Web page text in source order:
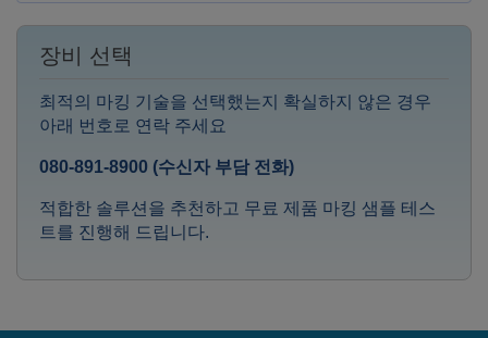
장비 선택
최적의 마킹 기술을 선택했는지 확실하지 않은 경우
아래 번호로 연락 주세요
080-891-8900 (수신자 부담 전화)
적합한 솔루션을 추천하고 무료 제품 마킹 샘플 테스
트를 진행해 드립니다.